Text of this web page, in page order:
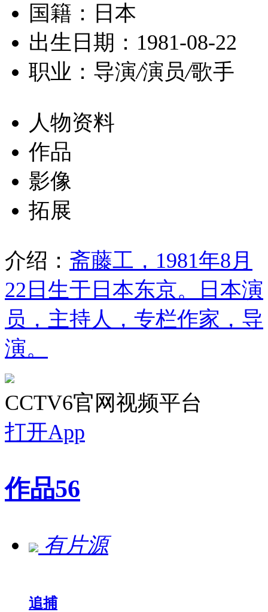
国籍：日本
出生日期：1981-08-22
职业：导演/演员/歌手
人物资料
作品
影像
拓展
介绍： 斋藤工，1981年8月
22日生于日本东京。日本演
员，主持人，专栏作家，导
演。
CCTV6官网视频平台
打开App
作品56
有片源
追捕